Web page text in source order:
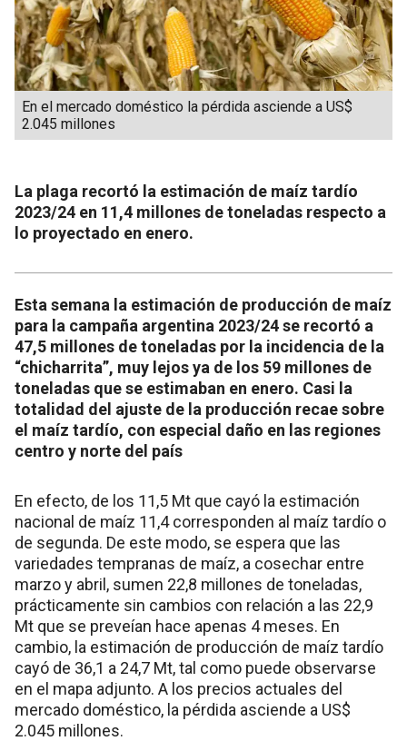
En el mercado doméstico la pérdida asciende a US$
2.045 millones
La plaga recortó la estimación de maíz tardío
2023/24 en 11,4 millones de toneladas respecto a
lo proyectado en enero.
Esta semana la estimación de producción de maíz
para la campaña argentina 2023/24 se recortó a
47,5 millones de toneladas por la incidencia de la
“chicharrita”, muy lejos ya de los 59 millones de
toneladas que se estimaban en enero. Casi la
totalidad del ajuste de la producción recae sobre
el maíz tardío, con especial daño en las regiones
centro y norte del país
En efecto, de los 11,5 Mt que cayó la estimación
nacional de maíz 11,4 corresponden al maíz tardío o
de segunda. De este modo, se espera que las
variedades tempranas de maíz, a cosechar entre
marzo y abril, sumen 22,8 millones de toneladas,
prácticamente sin cambios con relación a las 22,9
Mt que se preveían hace apenas 4 meses. En
cambio, la estimación de producción de maíz tardío
cayó de 36,1 a 24,7 Mt, tal como puede observarse
en el mapa adjunto. A los precios actuales del
mercado doméstico, la pérdida asciende a US$
2.045 millones.